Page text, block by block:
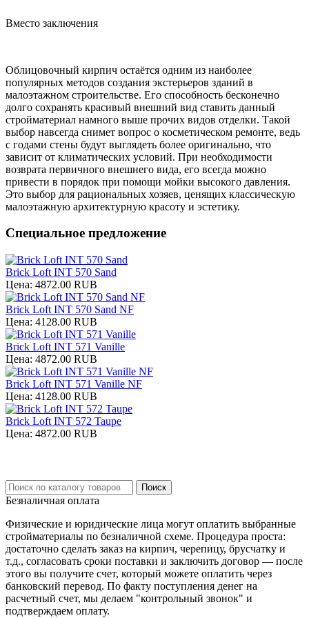
Вместо заключения
Облицовочный кирпич остаётся одним из наиболее
популярных методов создания экстерьеров зданий в
малоэтажном строительстве. Его способность бесконечно
долго сохранять красивый внешний вид ставить данный
стройматериал намного выше прочих видов отделки. Такой
выбор навсегда снимет вопрос о косметическом ремонте, ведь
с годами стены будут выглядеть более оригинально, что
зависит от климатических условий. При необходимости
возврата первичного внешнего вида, его всегда можно
привести в порядок при помощи мойки высокого давления.
Это выбор для рациональных хозяев, ценящих классическую
малоэтажную архитектурную красоту и эстетику.
Специальное предложение
Brick Loft INT 570 Sand
Цена: 4872.00 RUB
Brick Loft INT 570 Sand NF
Цена: 4128.00 RUB
Brick Loft INT 571 Vanille
Цена: 4872.00 RUB
Brick Loft INT 571 Vanille NF
Цена: 4128.00 RUB
Brick Loft INT 572 Taupe
Цена: 4872.00 RUB
Безналичная оплата
Физические и юридические лица могут оплатить выбранные
стройматериалы по безналичной схеме. Процедура проста:
достаточно сделать заказ на кирпич, черепицу, брусчатку и
т.д., согласовать сроки поставки и заключить договор — после
этого вы получите счет, который можете оплатить через
банковский перевод. По факту поступления денег на
расчетный счет, мы делаем "контрольный звонок" и
подтверждаем оплату.